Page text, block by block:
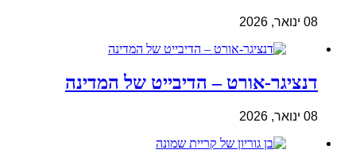
08 ינואר, 2026
דנציגר-אורט – הדיבייט של המדינה
08 ינואר, 2026